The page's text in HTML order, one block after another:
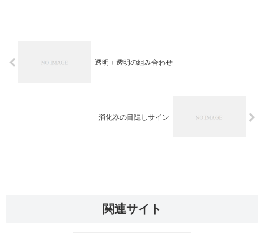
透明＋透明の組み合わせ
消化器の目隠しサイン
関連サイト